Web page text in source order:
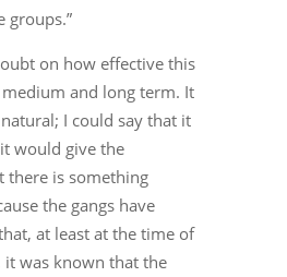
groups.”
on how effective this
and long term. It
I could say that it
would give the
there is something
the gangs have
at least at the time of
was known that the